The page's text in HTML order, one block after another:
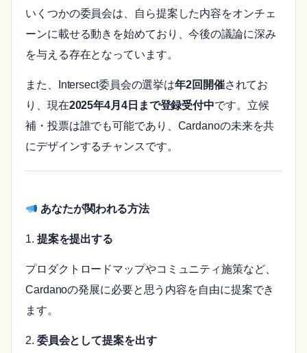
いくつかの委員会は、自ら提案した内容をオンチェ
ーンに載せる動きを始めており、今後の議論に深み
を与える存在となっています。
また、Intersect委員会の選挙は年2回開催されてお
り、現在2025年4月4日まで登録受付中です。立候
補・投票は誰でも可能であり、Cardanoの未来を共
にデザインするチャンスです。
あなたが関われる方法
1. 提案を提出する
プロダクトロードマップやコミュニティ施策など、
Cardanoの発展に必要と思う内容を自由に提案でき
ます。
2. 委員会として提案を出す